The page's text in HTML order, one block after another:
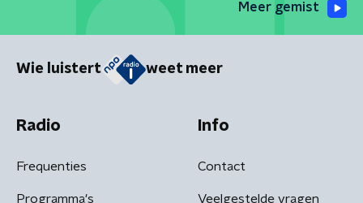
Meer gemist
Wie luistert weet meer
Radio
Frequenties
Programma's
Info
Contact
Veelgestelde vragen